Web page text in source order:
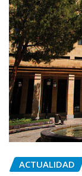
ACTUALIDAD